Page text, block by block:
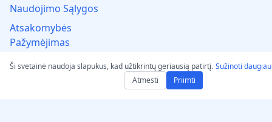
Naudojimo Sąlygos
Atsakomybės
Pažymėjimas
Privatumo Politika
Ši svetainė naudoja slapukus, kad užtikrintų geriausią patirtį. Sužinoti daugiau
Atmesti
Priimti